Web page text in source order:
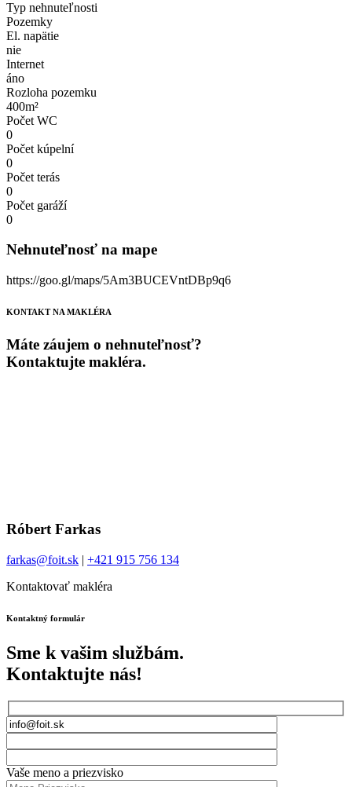
Typ nehnuteľnosti
Pozemky
El. napätie
nie
Internet
áno
Rozloha pozemku
400m²
Počet WC
0
Počet kúpelní
0
Počet terás
0
Počet garáží
0
Nehnuteľnosť na mape
https://goo.gl/maps/5Am3BUCEVntDBp9q6
KONTAKT NA MAKLÉRA
Máte záujem o nehnuteľnosť?
Kontaktujte makléra.
Róbert Farkas
farkas@foit.sk | +421 915 756 134
Kontaktovať makléra
Kontaktný formulár
Sme k vašim službám.
Kontaktujte nás!
Vaše meno a priezvisko